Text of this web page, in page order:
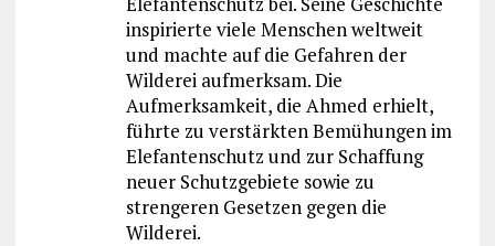
inspirierte viele Menschen weltweit
und machte auf die Gefahren der
Wilderei aufmerksam. Die
Aufmerksamkeit, die Ahmed erhielt,
führte zu verstärkten Bemühungen im
Elefantenschutz und zur Schaffung
neuer Schutzgebiete sowie zu
strengeren Gesetzen gegen die
Wilderei.